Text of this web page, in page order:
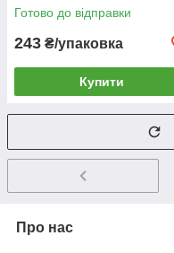
Готово до відправки
243 ₴/упаковка
Купити
Про нас